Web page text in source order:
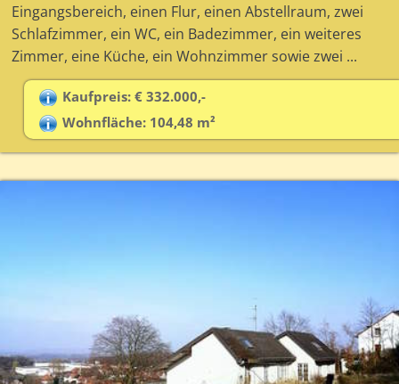
Eingangsbereich, einen Flur, einen Abstellraum, zwei
Schlafzimmer, ein WC, ein Badezimmer, ein weiteres
Zimmer, eine Küche, ein Wohnzimmer sowie zwei ...
Kaufpreis: € 332.000,-
Wohnfläche: 104,48 m²